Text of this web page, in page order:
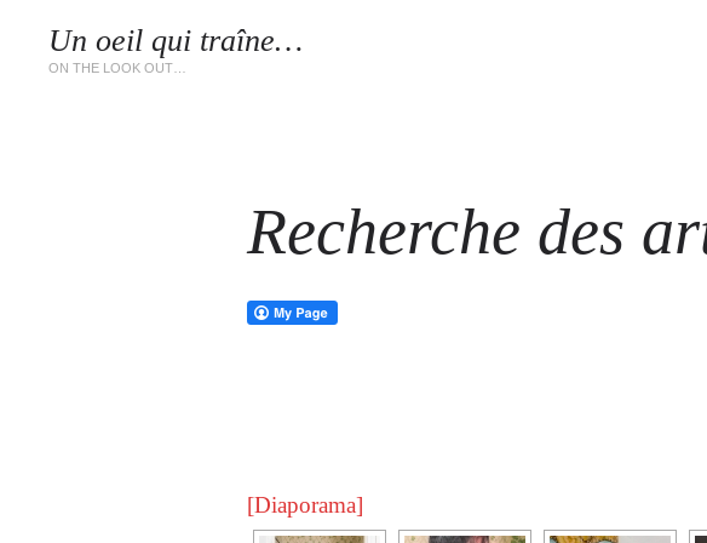
Un oeil qui traîne…
ON THE LOOK OUT…
Recherche des
[Diaporama]